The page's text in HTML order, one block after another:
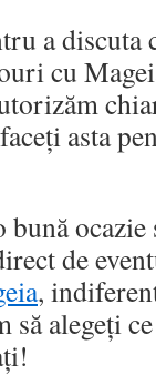
a discuta
cu
asta
ocazie
de
,
să alegeți